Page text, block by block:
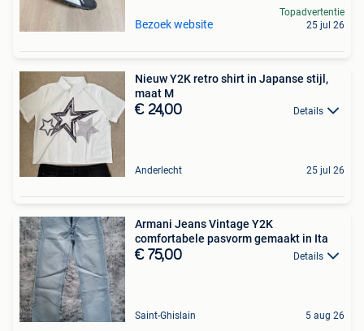
Bezoek website
Topadvertentie
25 jul 26
Nieuw Y2K retro shirt in Japanse stijl,
maat M
€ 24,00 Details
Anderlecht 25 jul 26
Armani Jeans Vintage Y2K
comfortabele pasvorm gemaakt in Ita
€ 75,00 Details
Saint-Ghislain 5 aug 26